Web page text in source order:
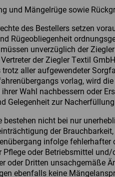
und Mängelrüge sowie
des Bestellers setzen
Rügeobliegenheit
unverzüglich der
der Ziegler Textil
trotz aller aufgewendeter
vorlag, wird
Wahl nachbessern oder
Gelegenheit zur
bestehen nicht bei nur
der
infolge
Pflege oder Betriebsmittel
oder Dritten unsachgemäße
ebenfalls keine